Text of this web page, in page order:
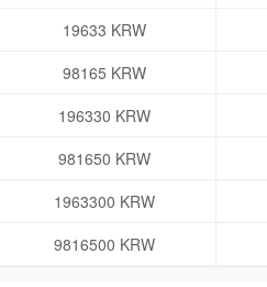
19633 KRW
98165 KRW
196330 KRW
981650 KRW
1963300 KRW
9816500 KRW